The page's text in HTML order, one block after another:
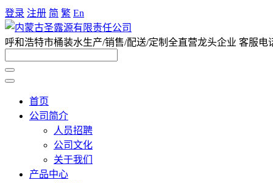
登录 注册 简 繁 En
呼和浩特市桶装水生产/销售/配送/定制全直营龙头企业 客服电
首页
公司简介
人员招聘
公司文化
关于我们
产品中心